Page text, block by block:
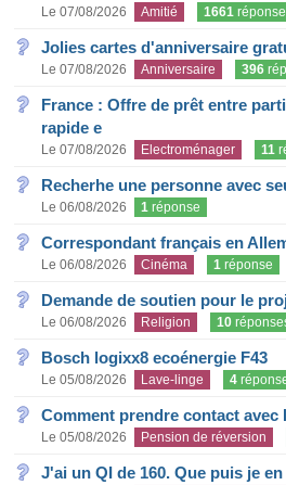
Le 07/08/2026 Amitié 1661
Jolies cartes d'anniversaire
Le 07/08/2026 Anniversaire 396
France : Offre de prêt entre
rapide e
Le 07/08/2026 Electroménager 11
Recherhe une personne avec
Le 06/08/2026 1 réponse
Correspondant français en
Le 06/08/2026 Cinéma 1 réponse
Demande de soutien pour le
Le 06/08/2026 Religion 10
Bosch logixx8 ecoénergie F43
Le 05/08/2026 Lave-linge 4
Comment prendre contact avec
Le 05/08/2026 Pension de réversion
J'ai un QI de 160. Que puis je